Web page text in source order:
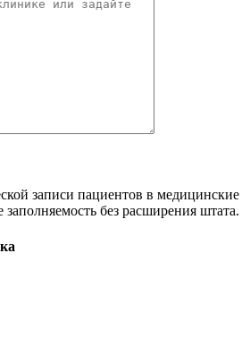
записи пациентов в медицинские
без расширения штата.